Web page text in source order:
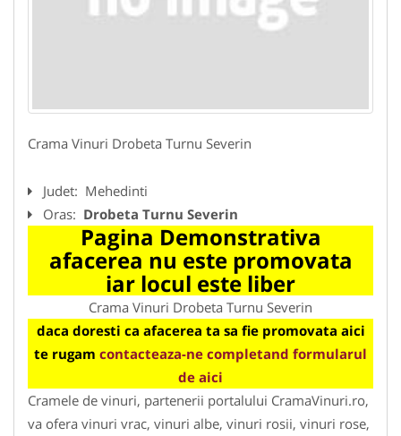
Crama Vinuri Drobeta Turnu Severin
Judet: Mehedinti
Oras: Drobeta Turnu Severin
Pagina Demonstrativa
afacerea nu este promovata
iar locul este liber
Crama Vinuri Drobeta Turnu Severin
daca doresti ca afacerea ta sa fie promovata aici
te rugam contacteaza-ne completand formularul
de aici
Cramele de vinuri, partenerii portalului CramaVinuri.ro,
va ofera vinuri vrac, vinuri albe, vinuri rosii, vinuri rose,